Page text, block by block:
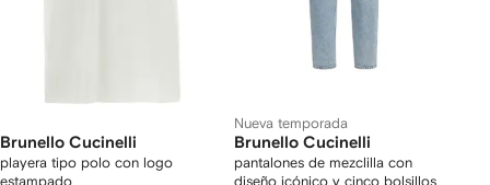
Brunello Cucinelli
playera tipo polo con logo
estampado
Nueva temporada
Brunello Cucinelli
pantalones de mezclilla con
diseño icónico y cinco bolsillos